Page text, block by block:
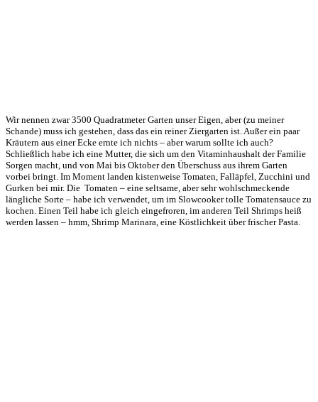
Wir nennen zwar 3500 Quadratmeter Garten unser Eigen, aber (zu meiner
Schande) muss ich gestehen, dass das ein reiner Ziergarten ist. Außer ein paar
Kräutern aus einer Ecke ernte ich nichts – aber warum sollte ich auch?
Schließlich habe ich eine Mutter, die sich um den Vitaminhaushalt der Familie
Sorgen macht, und von Mai bis Oktober den Überschuss aus ihrem Garten
vorbei bringt. Im Moment landen kistenweise Tomaten, Falläpfel, Zucchini und
Gurken bei mir. Die Tomaten – eine seltsame, aber sehr wohlschmeckende
längliche Sorte – habe ich verwendet, um im Slowcooker tolle Tomatensauce zu
kochen. Einen Teil habe ich gleich eingefroren, im anderen Teil Shrimps heiß
werden lassen – hmm, Shrimp Marinara, eine Köstlichkeit über frischer Pasta.